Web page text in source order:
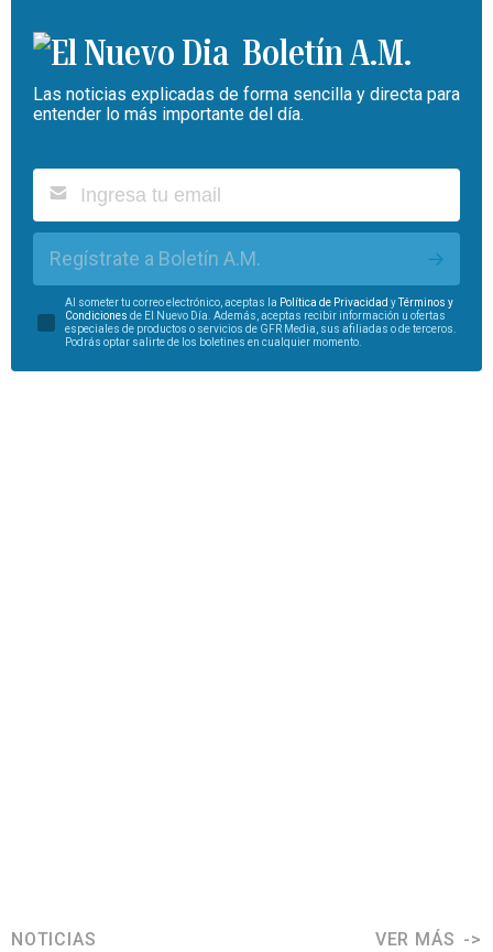
Boletín A.M.
Las noticias explicadas de forma sencilla y directa para
entender lo más importante del día.
Regístrate a Boletín A.M.
Al someter tu correo electrónico, aceptas la Política de Privacidad y
Términos y
Condiciones de El Nuevo Día. Además, aceptas recibir información u ofertas
especiales de productos o servicios de GFR Media, sus afiliadas o de terceros.
Podrás optar salirte de los boletines en cualquier momento.
NOTICIAS VER MÁS